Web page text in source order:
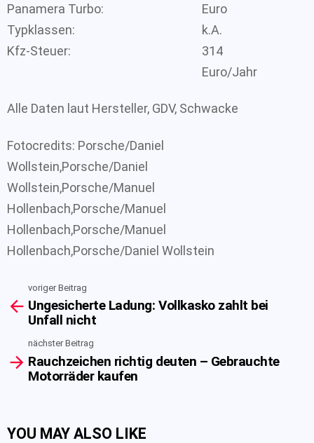
Panamera Turbo:
Euro
Typklassen:
k.A.
Kfz-Steuer:
314
Euro/Jahr
Alle Daten laut Hersteller, GDV, Schwacke
Fotocredits: Porsche/Daniel
Wollstein,Porsche/Daniel
Wollstein,Porsche/Manuel
Hollenbach,Porsche/Manuel
Hollenbach,Porsche/Manuel
Hollenbach,Porsche/Daniel Wollstein
more
voriger Beitrag
Ungesicherte Ladung: Vollkasko zahlt bei
Unfall nicht
nächster Beitrag
Rauchzeichen richtig deuten – Gebrauchte
Motorräder kaufen
YOU MAY ALSO LIKE